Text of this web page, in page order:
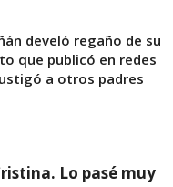
develó regaño de su
que publicó en redes
a otros padres
Lo pasé muy